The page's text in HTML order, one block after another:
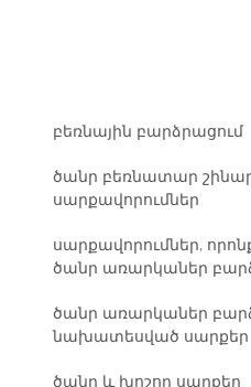
բեռնային բարձրացում
ծանր բեռնատար
սարքավորումներ
սարքավորումներ,
ծանր առարկաներ
ծանր առարկաներ
նախատեսված սարքեր
ծանր և խոշոր սարքեր